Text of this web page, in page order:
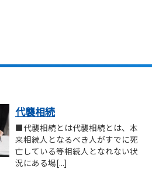
代襲相続
■代襲相続とは代襲相続とは、本
来相続人となるべき人がすでに死
亡している等相続人となれない状
況にある場[...]